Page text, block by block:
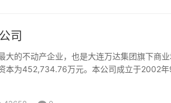
司
大的不动产企业，也是大连万达集团旗下商
本为452,734.76万元。本公司成立于2002年
业自香港联交所退市。本公司核心产品为以“